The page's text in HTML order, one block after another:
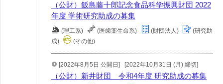
（公財）飯島藤十郎記念食品科学振興財団 2022
年度 学術研究助成の募集
(理工系) (医歯薬生命系) (財団法人)
(研究助
成)
(その他)
[2022年8月5日 公開日] [2022年10月31日 (月) 締切]
（公財）新井財団 令和4年度 研究助成の募集